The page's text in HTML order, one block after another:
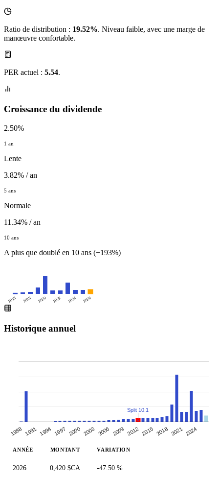
Ratio de distribution : 19.52%. Niveau faible, avec une marge de
manœuvre confortable.
PER actuel : 5.54.
Croissance du dividende
2.50%
1 an
Lente
3.82% / an
5 ans
Normale
11.34% / an
10 ans
A plus que doublé en 10 ans (+193%)
2016 2018 2020 2022 2024 2026
Historique annuel
1988 1991 1994 1997 2000 2003 2006 2009 2012 2015 2018 2021 2024
Split 10:1
ANNÉE MONTANT VARIATION
2026 0,420 $CA -47.50 %